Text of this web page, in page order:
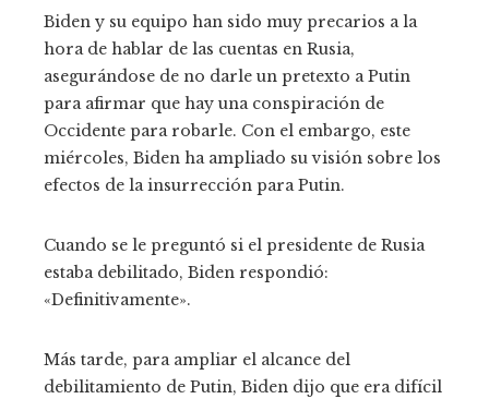
Biden y su equipo han sido muy precarios a la
hora de hablar de las cuentas en Rusia,
asegurándose de no darle un pretexto a Putin
para afirmar que hay una conspiración de
Occidente para robarle. Con el embargo, este
miércoles, Biden ha ampliado su visión sobre los
efectos de la insurrección para Putin.
Cuando se le preguntó si el presidente de Rusia
estaba debilitado, Biden respondió:
«Definitivamente».
Más tarde, para ampliar el alcance del
debilitamiento de Putin, Biden dijo que era difícil